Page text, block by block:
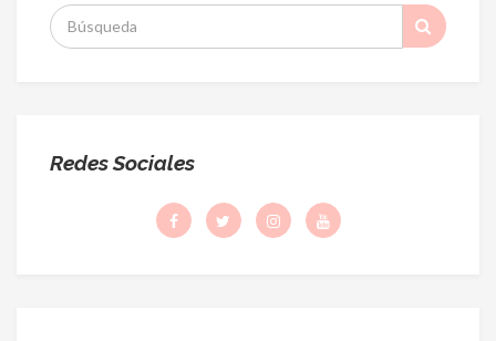
S
:
Redes Sociales